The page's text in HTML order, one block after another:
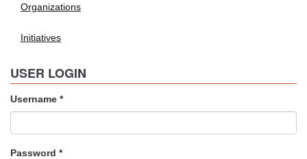
Organizations
Initiatives
USER LOGIN
Username *
Password *